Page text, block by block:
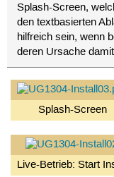
Splash-Screen,
den textbasierten
hilfreich sein, wenn
deren Ursache
Splash-Screen
Live-Betrieb: Start